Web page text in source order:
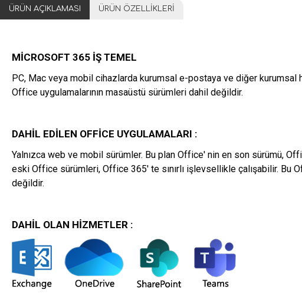
ÜRÜN AÇIKLAMASI ÜRÜN ÖZELLIKLERI
MICROSOFT 365 İŞ TEMEL
PC, Mac veya mobil cihazlarda kurumsal e-postaya ve diğer kurumsal
Office uygulamalarının masaüstü sürümleri dahil değildir.
DAHIL EDILEN OFFICE UYGULAMALARI :
Yalnızca web ve mobil sürümler. Bu plan Office' nin en son sürümü,
eski Office sürümleri, Office 365' te sınırlı işlevsellikle çalışabilir. Bu
değildir.
DAHIL OLAN HIZMETLER :